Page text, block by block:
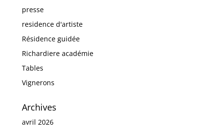
presse
residence d'artiste
Résidence guidée
Richardiere académie
Tables
Vignerons
Archives
avril 2026